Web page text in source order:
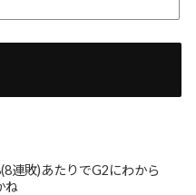
連敗)あたりでG2にわから
ね